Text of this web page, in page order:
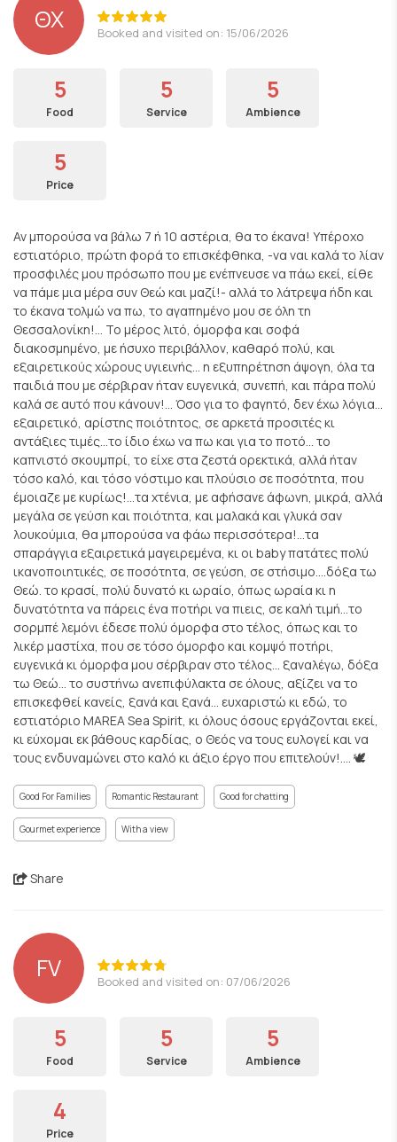
ΘΧ Booked and visited on: 15/06/2026
5
Food
5
Service
5
Ambience
5
Price
Αν μπορούσα να βάλω 7 ή 10 αστέρια, θα το έκανα! Υπέροχο
εστιατόριο, πρώτη φορά το επισκέφθηκα, -να ναι καλά το λίαν
προσφιλές μου πρόσωπο που με ενέπνευσε να πάω εκεί, είθε
να πάμε μια μέρα συν Θεώ και μαζί!- αλλά το λάτρεψα ήδη και
το έκανα τολμώ να πω, το αγαπημένο μου σε όλη τη
Θεσσαλονίκη!... Το μέρος λιτό, όμορφα και σοφά
διακοσμημένο, με ήσυχο περιβάλλον, καθαρό πολύ, και
εξαιρετικούς χώρους υγιεινής... η εξυπηρέτηση άψογη, όλα τα
παιδιά που με σέρβιραν ήταν ευγενικά, συνεπή, και πάρα πολύ
καλά σε αυτό που κάνουν!... Όσο για το φαγητό, δεν έχω λόγια...
εξαιρετικό, αρίστης ποιότητος, σε αρκετά προσιτές κι
αντάξιες τιμές...το ίδιο έχω να πω και για το ποτό... το
καπνιστό σκουμπρί, το είχε στα ζεστά ορεκτικά, αλλά ήταν
τόσο καλό, και τόσο νόστιμο και πλούσιο σε ποσότητα, που
έμοιαζε με κυρίως!...τα χτένια, με αφήσανε άφωνη, μικρά, αλλά
μεγάλα σε γεύση και ποιότητα, και μαλακά και γλυκά σαν
λουκούμια, θα μπορούσα να φάω περισσότερα!...τα
σπαράγγια εξαιρετικά μαγειρεμένα, κι οι baby πατάτες πολύ
ικανοποιητικές, σε ποσότητα, σε γεύση, σε στήσιμο....δόξα τω
Θεώ. το κρασί, πολύ δυνατό κι ωραίο, όπως ωραία κι η
δυνατότητα να πάρεις ένα ποτήρι να πιεις, σε καλή τιμή...το
σορμπέ λεμόνι έδεσε πολύ όμορφα στο τέλος, όπως και το
λικέρ μαστίχα, που σε τόσο όμορφο και κομψό ποτήρι,
ευγενικά κι όμορφα μου σέρβιραν στο τέλος... ξαναλέγω, δόξα
τω Θεώ... το συστήνω ανεπιφύλακτα σε όλους, αξίζει να το
επισκεφθεί κανείς, ξανά και ξανά... ευχαριστώ κι εδώ, το
εστιατόριο MAREA Sea Spirit, κι όλους όσους εργάζονται εκεί,
κι εύχομαι εκ βάθους καρδίας, ο Θεός να τους ευλογεί και να
τους ενδυναμώνει στο καλό κι άξιο έργο που επιτελούν!.... 🕊️
Good For Families Romantic Restaurant Good for chatting
Gourmet experience With a view
Share
FV Booked and visited on: 07/06/2026
5
Food
5
Service
5
Ambience
4
Price